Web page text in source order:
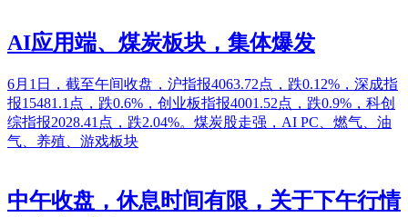
AI应用端、煤炭板块，集体爆发
6月1日，截至午间收盘，沪指报4063.72点，跌0.12%，深成指
报15481.1点，跌0.6%，创业板指报4001.52点，跌0.9%，科创
综指报2028.41点，跌2.04%。煤炭股走强，AI PC、燃气、油
气、养殖、游戏板块
中午收盘，休息时间有限，关于下午行情